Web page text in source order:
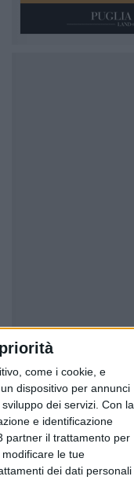
come i cookie, e
dispositivo per annunci
dei servizi. Con la
e identificazione
partner il trattamento per
le tue
dei dati personali